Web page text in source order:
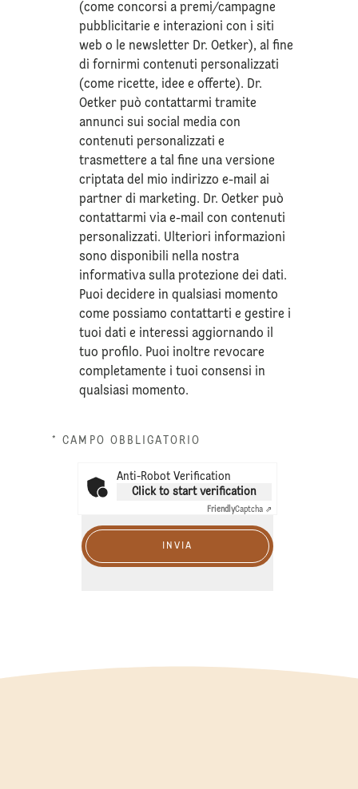
(come concorsi a premi/campagne
pubblicitarie e interazioni con i siti
web o le newsletter Dr. Oetker), al fine
di fornirmi contenuti personalizzati
(come ricette, idee e offerte). Dr.
Oetker può contattarmi tramite
annunci sui social media con
contenuti personalizzati e
trasmettere a tal fine una versione
criptata del mio indirizzo e-mail ai
partner di marketing. Dr. Oetker può
contattarmi via e-mail con contenuti
personalizzati. Ulteriori informazioni
sono disponibili nella nostra
informativa sullaprotezione dei dati.
Puoi decidere in qualsiasi momento
come possiamo contattarti e gestire i
tuoi dati e interessi aggiornando il
tuo profilo. Puoi inoltre revocare
completamente i tuoi consensi in
qualsiasi momento.
* CAMPO OBBLIGATORIO
Anti-Robot Verification
Click to start verification
FriendlyCaptcha ⇗
INVIA